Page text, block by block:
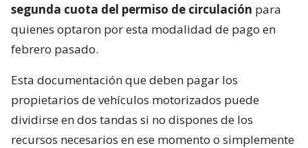
segunda cuota del permiso de circulación para
quienes optaron por esta modalidad de pago en
febrero pasado.
Esta documentación que deben pagar los
propietarios de vehículos motorizados puede
dividirse en dos tandas si no dispones de los
recursos necesarios en ese momento o simplemente